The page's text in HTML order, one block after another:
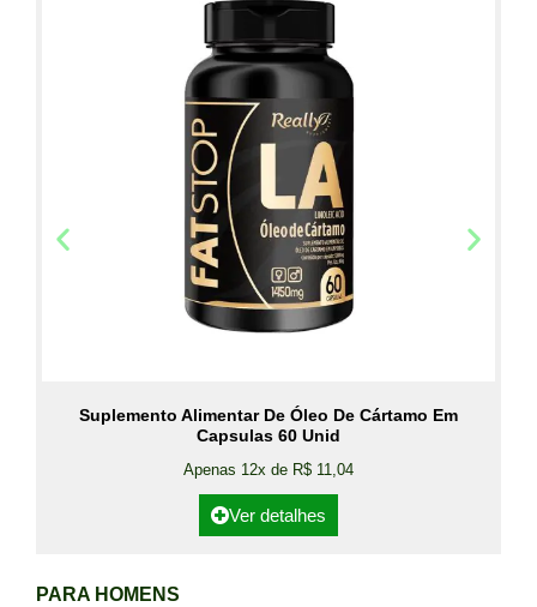
Suplemento Alimentar De Óleo De Cártamo Em
Capsulas 60 Unid
Apenas 12x de R$ 11,04
Ver detalhes
PARA HOMENS